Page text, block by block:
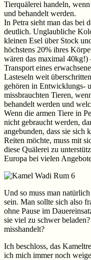
Tierquälerei handeln,
und behandelt werden.
In Petra sieht man das bei
deutlich. Unglaubliche
kleinen Esel über Stock
höchstens 20% ihres
wären das maximal
Transport eines
Lasteseln weit
gehören in Entwicklungs-
missbrauchten Tieren,
behandelt werden und
Wenn die armen Tiere in
nicht gebraucht werden,
angebunden, dass sie sich
Reiten möchte, muss mit
diese Quälerei zu
Europa bei vielen
Und so muss man
sein. Man sollte sich also
ohne Pause im
sie viel zu schwer
misshandelt?
Ich beschloss, das
ich mich immer noch